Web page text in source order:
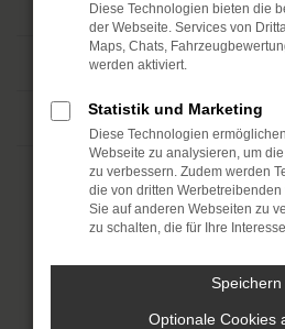
Diese Technologien bieten die
der Webseite. Services von
Maps, Chats,
werden aktiviert.
Statistik und Marketing
Diese Technologien
Webseite zu analysieren, um
zu verbessern. Zudem werden
die von dritten
Sie auf anderen Webseiten zu
zu schalten, die für Ihre
Speichern
Optionale Cookies